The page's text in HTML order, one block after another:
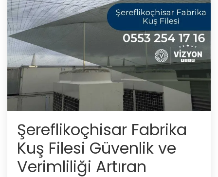
Şereflikoçhisar Fabrika
Kuş Filesi Güvenlik ve
Verimliliği Artıran